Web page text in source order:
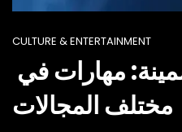
CULTURE & ENTERTAINMENT
مختلف المجالات